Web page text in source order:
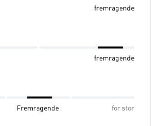
fremragende
fremragende
Fremragende for stor